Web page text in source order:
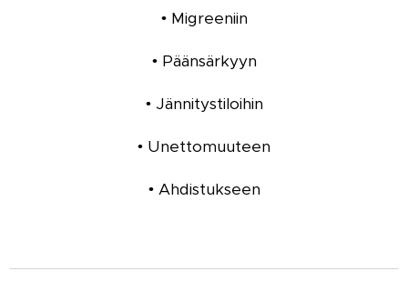
• Migreeniin
• Päänsärkyyn
• Jännitystiloihin
• Unettomuuteen
• Ahdistukseen